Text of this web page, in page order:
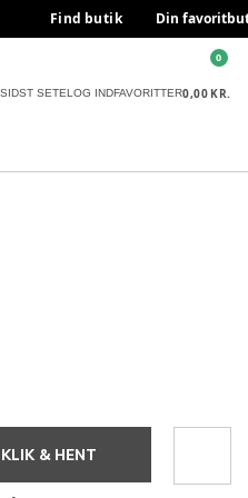
Find butik Din
SIDST SETELOG INDFAVORITTER0,00 KR.
0
KLIK & HENT